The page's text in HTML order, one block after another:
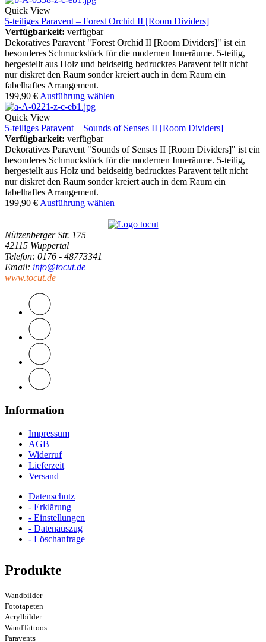
Quick View
5-teiliges Paravent – Forest Orchid II [Room Dividers]
Verfügbarkeit: verfügbar
Dekoratives Paravent "Forest Orchid II [Room Dividers]" ist ein
besonderes Schmuckstück für die modernen Inneräume. 5-teilig,
hergestellt aus Holz und beidseitig bedrucktes Paravent teilt nicht
nur diskret den Raum sonder kreiert auch in dem Raum ein
fabelhaftes Arrangement.
199,90 € Ausführung wählen
Quick View
5-teiliges Paravent – Sounds of Senses II [Room Dividers]
Verfügbarkeit: verfügbar
Dekoratives Paravent "Sounds of Senses II [Room Dividers]" ist ein
besonderes Schmuckstück für die modernen Inneräume. 5-teilig,
hergestellt aus Holz und beidseitig bedrucktes Paravent teilt nicht
nur diskret den Raum sonder kreiert auch in dem Raum ein
fabelhaftes Arrangement.
199,90 € Ausführung wählen
Nützenberger Str. 175
42115 Wuppertal
Telefon: 0176 - 48773341
Email: info@tocut.de
www.tocut.de
Information
Impressum
AGB
Widerruf
Lieferzeit
Versand
Datenschutz
- Erklärung
- Einstellungen
- Datenauszug
- Löschanfrage
Produkte
Wandbilder
Fototapeten
Acrylbilder
WandTattoos
Paravents